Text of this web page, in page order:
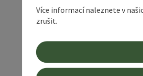
Více informací naleznete v
zrušit.